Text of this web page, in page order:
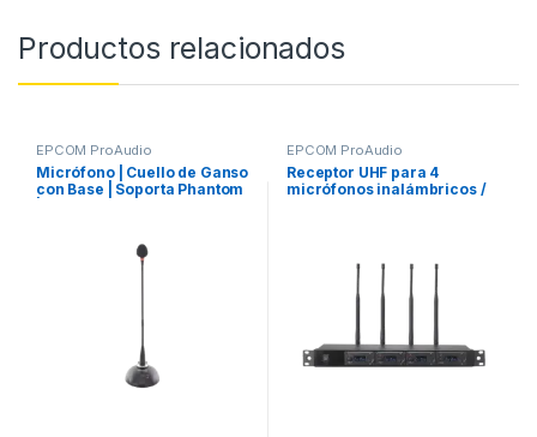
Productos relacionados
EPCOM ProAudio
Micrófono | Cuello de Ganso
con Base | Soporta Phantom
EPCOM ProAudio
Receptor UHF para 4
micrófonos inalámbricos /